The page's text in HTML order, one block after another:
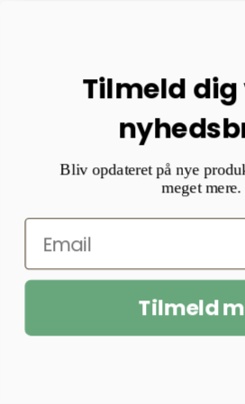
Patchwork –
kr.per item
Tilmeld dig
Bliv opdateret på nye
meget mere.
Tilmeld